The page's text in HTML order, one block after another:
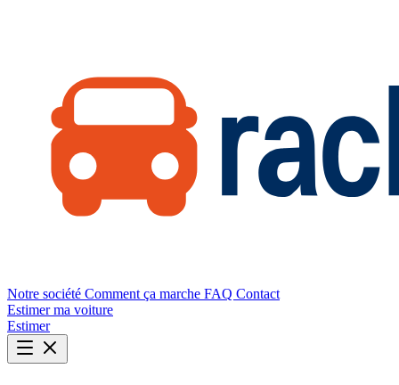
Notre société Comment ça marche FAQ Contact
Estimer ma voiture
Estimer